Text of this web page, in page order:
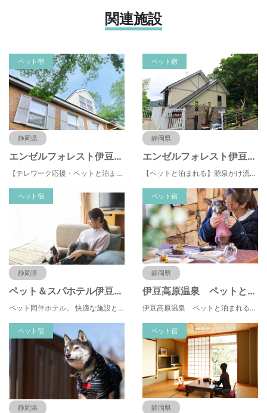
関連施設
ペット宿
静岡県
エンゼルフォレスト伊豆スカイライン
【テレワーク応援・ペットと泊まれる】ゴルフ場隣接のまるごと貸切別荘（自炊OK）
ペット宿
静岡県
エンゼルフォレスト伊豆高原(赤沢望洋台)
【ペットと泊まれる】源泉かけ流し温泉付の1棟貸切別荘（自炊OK）全別荘内装リフォーム済み♪
ペット宿
静岡県
ペット＆スパホテル伊豆高原
ペット同伴ホテル。 快適な施設と癒しの温泉、京風懐石をご堪能ください。
ペット宿
静岡県
伊豆高原温泉 ペットと泊まれる全室専用露天風呂付 別邸 石の家
伊豆高原温泉 ペットと泊まれる全室専用露天風呂付 別邸 石の家
ペット宿
静岡県
ペット宿
静岡県